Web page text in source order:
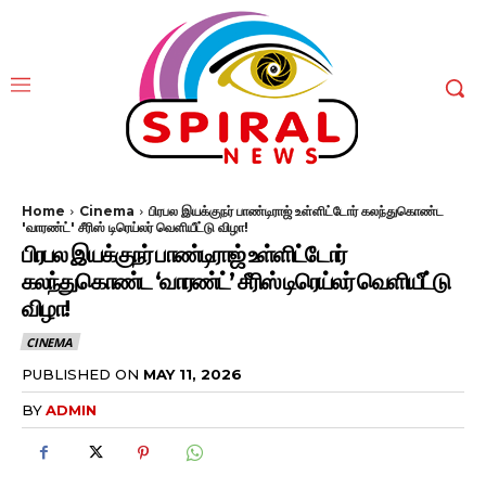
Home Cinema
பிரபல இயக்குநர் பாண்டிராஜ் உள்ளிட்டோர் கலந்துகொண்ட
'வாரண்ட்' சீரிஸ் டிரெய்லர் வெளியீட்டு விழா!
பிரபல இயக்குநர் பாண்டிராஜ் உள்ளிட்டோர்
கலந்துகொண்ட ‘வாரண்ட்’ சீரிஸ் டிரெய்லர் வெளியீட்டு
விழா!
CINEMA
PUBLISHED ON MAY 11, 2026
BYADMIN